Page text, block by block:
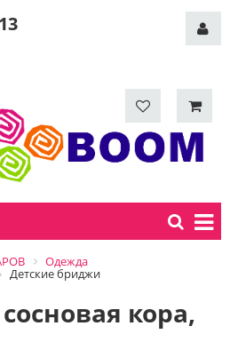
Одежда
Детские бриджи
кора,